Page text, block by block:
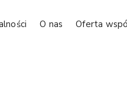
O nas Oferta